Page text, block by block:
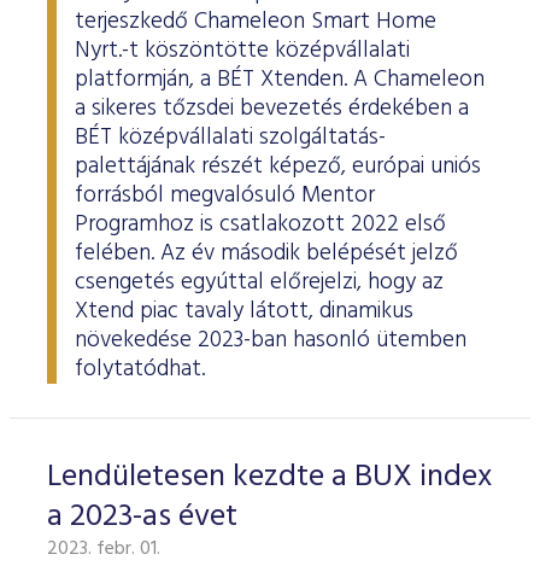
terjeszkedő Chameleon Smart Home
Nyrt.-t köszöntötte középvállalati
platformján, a BÉT Xtenden. A Chameleon
a sikeres tőzsdei bevezetés érdekében a
BÉT középvállalati szolgáltatás-
palettájának részét képező, európai uniós
forrásból megvalósuló Mentor
Programhoz is csatlakozott 2022 első
felében. Az év második belépését jelző
csengetés egyúttal előrejelzi, hogy az
Xtend piac tavaly látott, dinamikus
növekedése 2023-ban hasonló ütemben
folytatódhat.
Lendületesen kezdte a BUX index
a 2023-as évet
2023. febr. 01.